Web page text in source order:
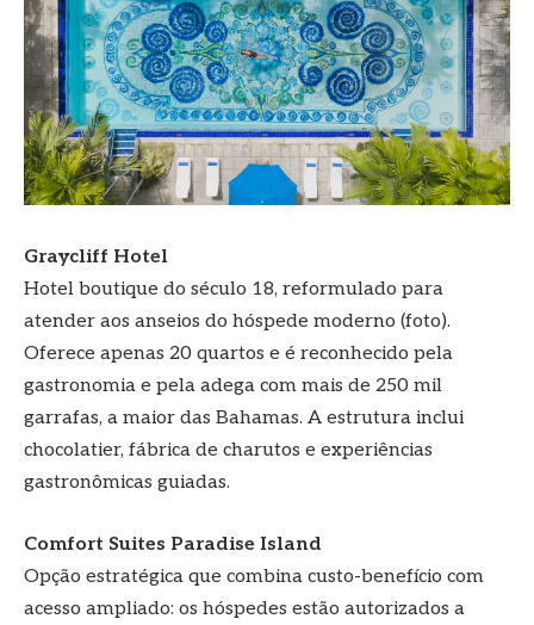
Graycliff Hotel
Hotel boutique do século 18, reformulado para
atender aos anseios do hóspede moderno (foto).
Oferece apenas 20 quartos e é reconhecido pela
gastronomia e pela adega com mais de 250 mil
garrafas, a maior das Bahamas. A estrutura inclui
chocolatier, fábrica de charutos e experiências
gastronômicas guiadas.
Comfort Suites Paradise Island
Opção estratégica que combina custo-benefício com
acesso ampliado: os hóspedes estão autorizados a